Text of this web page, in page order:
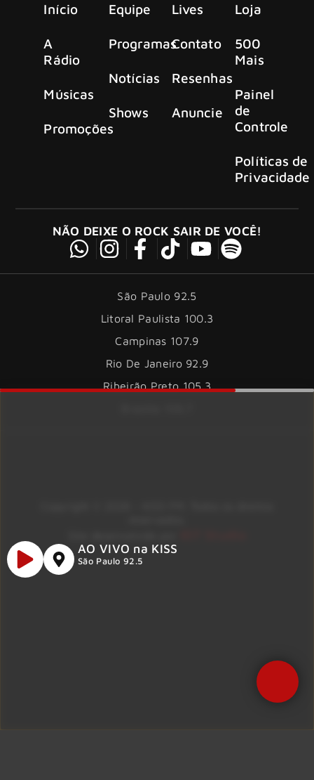
Início
A
Rádio
Músicas
Promoções
Equipe
Programas
Notícias
Shows
Lives
Contato
Resenhas
Anuncie
Loja
500
Mais
Painel
de
Controle
Políticas de
Privacidade
NÃO DEIXE O ROCK SAIR DE VOCÊ!
São Paulo 92.5
Litoral Paulista 100.3
Campinas 107.9
Rio De Janeiro 92.9
Ribeirão Preto 105.3
AO VIVO na KISS
São Paulo 92.5